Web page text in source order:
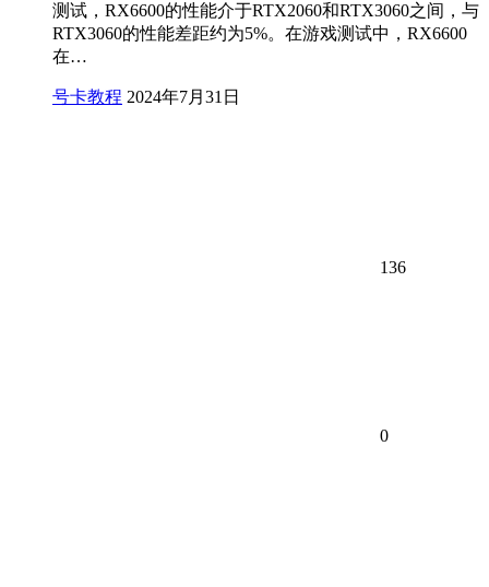
测试，RX6600的性能介于RTX2060和RTX3060之间，与
RTX3060的性能差距约为5%。在游戏测试中，RX6600
在…
号卡教程 2024年7月31日
136
0